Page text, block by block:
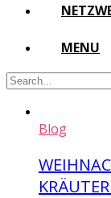
MENU
Blog